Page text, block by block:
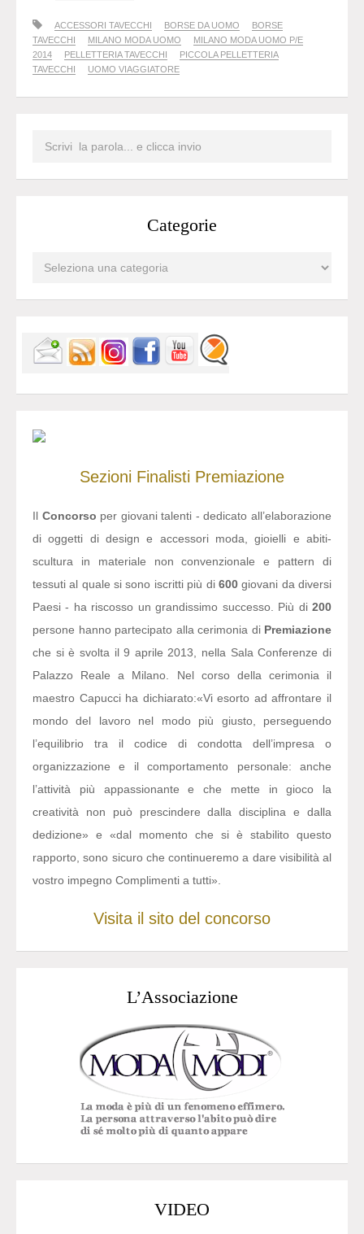
ACCESSORI TAVECCHI BORSE DA UOMO
BORSE
TAVECCHI
MILANO MODA UOMO
MILANO MODA UOMO P/E
2014
PELLETTERIA TAVECCHI
PICCOLA PELLETTERIA
TAVECCHI
UOMO VIAGGIATORE
Categorie
Sezioni Finalisti Premiazione
Il Concorso per giovani talenti - dedicato all’elaborazione
di oggetti di design e accessori moda, gioielli e abiti-
scultura in materiale non convenzionale e pattern di
tessuti al quale si sono iscritti più di 600giovani da diversi
Paesi - ha riscosso un grandissimo successo. Più di 200
persone hanno partecipato alla cerimonia di Premiazione
che si è svolta il 9 aprile 2013, nella Sala Conferenze di
Palazzo Reale a Milano. Nel corso della cerimonia il
maestro Capucci ha dichiarato:«Vi esorto ad affrontare il
mondo del lavoro nel modo più giusto, perseguendo
l’equilibrio tra il codice di condotta dell’impresa o
organizzazione e il comportamento personale: anche
l’attività più appassionante e che mette in gioco la
creatività non può prescindere dalla disciplina e dalla
dedizione» e «dal momento che si è stabilito questo
rapporto, sono sicuro che continueremo a dare visibilità al
vostro impegno Complimenti a tutti».
Visita il sito del concorso
L’Associazione
VIDEO